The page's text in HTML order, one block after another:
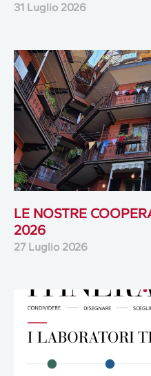
31 Luglio 2026
LE NOSTRE
2026
27 Luglio 2026